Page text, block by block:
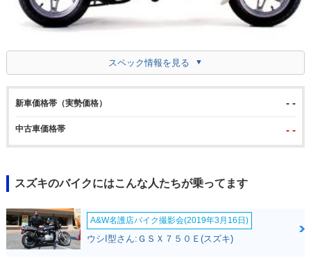
スペック情報を見る
新車価格帯（実勢価格） - -
中古車価格帯 - -
スズキのバイクにはこんな人たちが乗ってます
A&W名護店バイク撮影会(2019年3月16日)
ウシI型さん:ＧＳＸ７５０Ｅ(スズキ)